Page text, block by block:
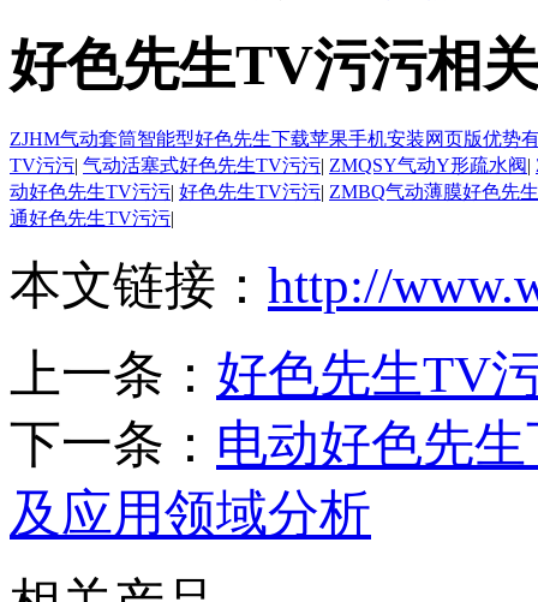
好色先生TV污污相
ZJHM气动套筒智能型好色先生下载苹果手机安装网页版优势
TV污污| 气动活塞式好色先生TV污污| ZMQSY气动Y形疏水阀|
动好色先生TV污污| 好色先生TV污污| ZMBQ气动薄膜好色先
通好色先生TV污污|
本文链接： http://
上一条： 好色先生TV
下一条： 电动好色先生
及应用领域分析